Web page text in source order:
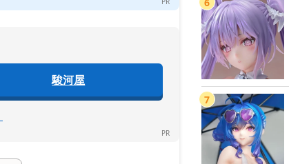
駿河屋
7